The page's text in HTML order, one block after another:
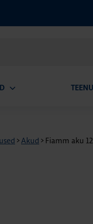
>Akud > Fiamm aku